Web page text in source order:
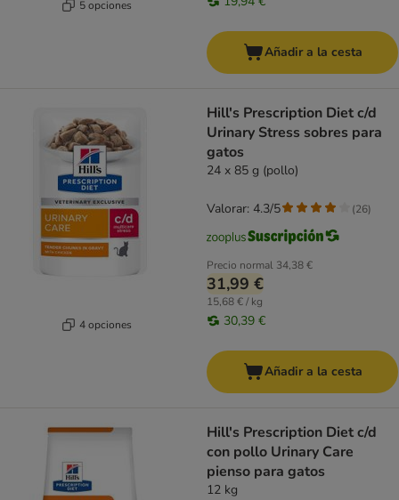
5 opciones
Añadir a la cesta
4 opciones
Hill's Prescription Diet c/d
Urinary Stress sobres para
gatos
24 x 85 g (pollo)
Precio normal 34,38 €
31,99 €
15,68 € / kg
30,39 €
Valorar: 4.3/5 (26)
Añadir a la cesta
Hill's Prescription Diet c/d
con pollo Urinary Care
pienso para gatos
12 kg